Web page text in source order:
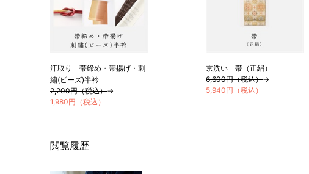
汗取り 帯締め・帯揚げ・刺
繍(ビーズ)半衿
2,200円（税込）→
1,980円（税込）
京洗い 帯（正絹）
6,600円（税込）→
5,940円（税込）
閲覧履歴